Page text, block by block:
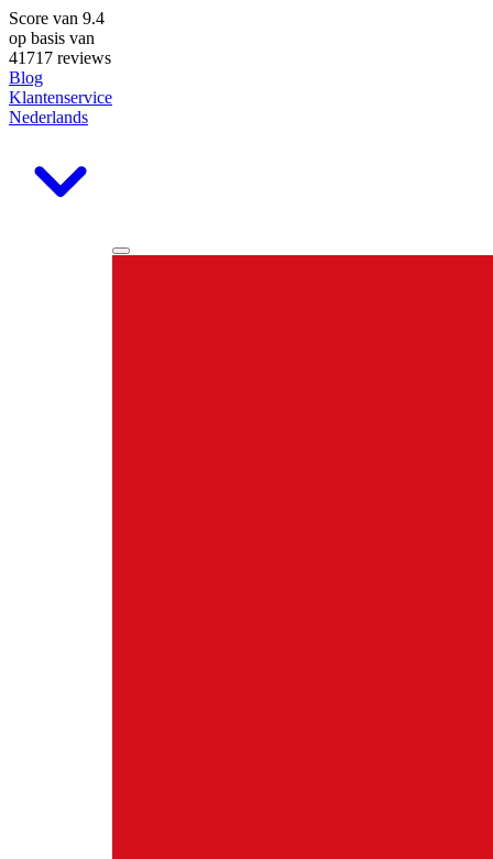
Score van 9.4
op basis van
41717 reviews
Blog
Klantenservice
Nederlands